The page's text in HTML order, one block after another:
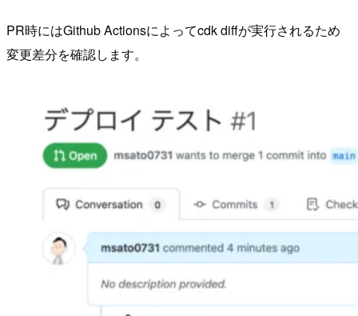
PR時にはGithub Actionsによってcdk diffが実行されるため
変更差分を確認します。